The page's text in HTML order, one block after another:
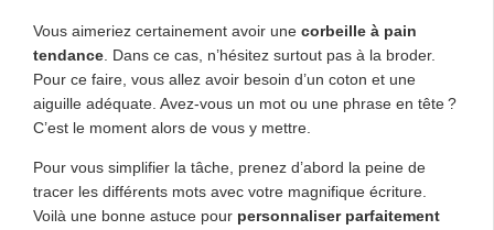
Vous aimeriez certainement avoir une corbeille à pain
tendance. Dans ce cas, n’hésitez surtout pas à la broder.
Pour ce faire, vous allez avoir besoin d’un coton et une
aiguille adéquate. Avez-vous un mot ou une phrase en tête ?
C’est le moment alors de vous y mettre.
Pour vous simplifier la tâche, prenez d’abord la peine de
tracer les différents mots avec votre magnifique écriture.
Voilà une bonne astuce pour personnaliser parfaitement